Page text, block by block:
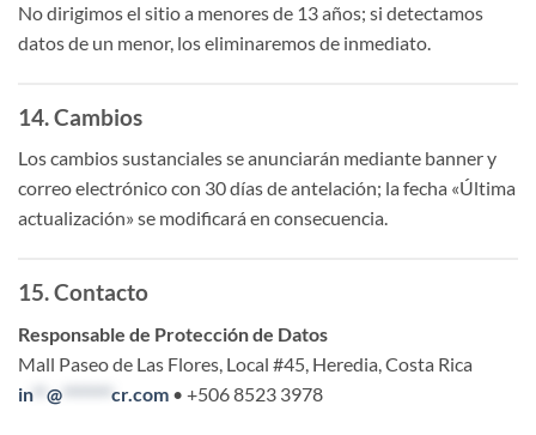
No dirigimos el sitio a menores de 13 años; si detectamos
datos de un menor, los eliminaremos de inmediato.
14. Cambios
Los cambios sustanciales se anunciarán mediante banner y
correo electrónico con 30 días de antelación; la fecha «Última
actualización» se modificará en consecuencia.
15. Contacto
Responsable de Protección de Datos
Mall Paseo de Las Flores, Local #45, Heredia, Costa Rica
in** @ cr.com • +506 8523 3978